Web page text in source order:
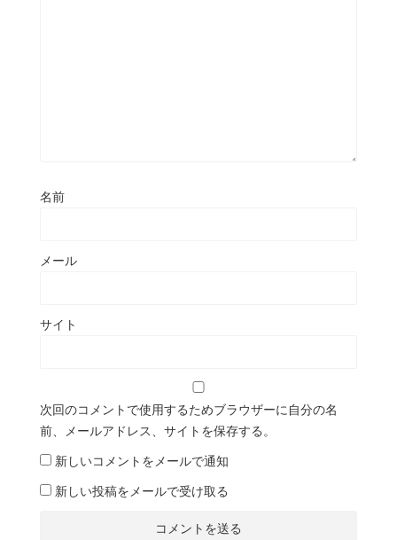
名前
メール
サイト
次回のコメントで使用するためブラウザーに自分の名
前、メールアドレス、サイトを保存する。
新しいコメントをメールで通知
新しい投稿をメールで受け取る